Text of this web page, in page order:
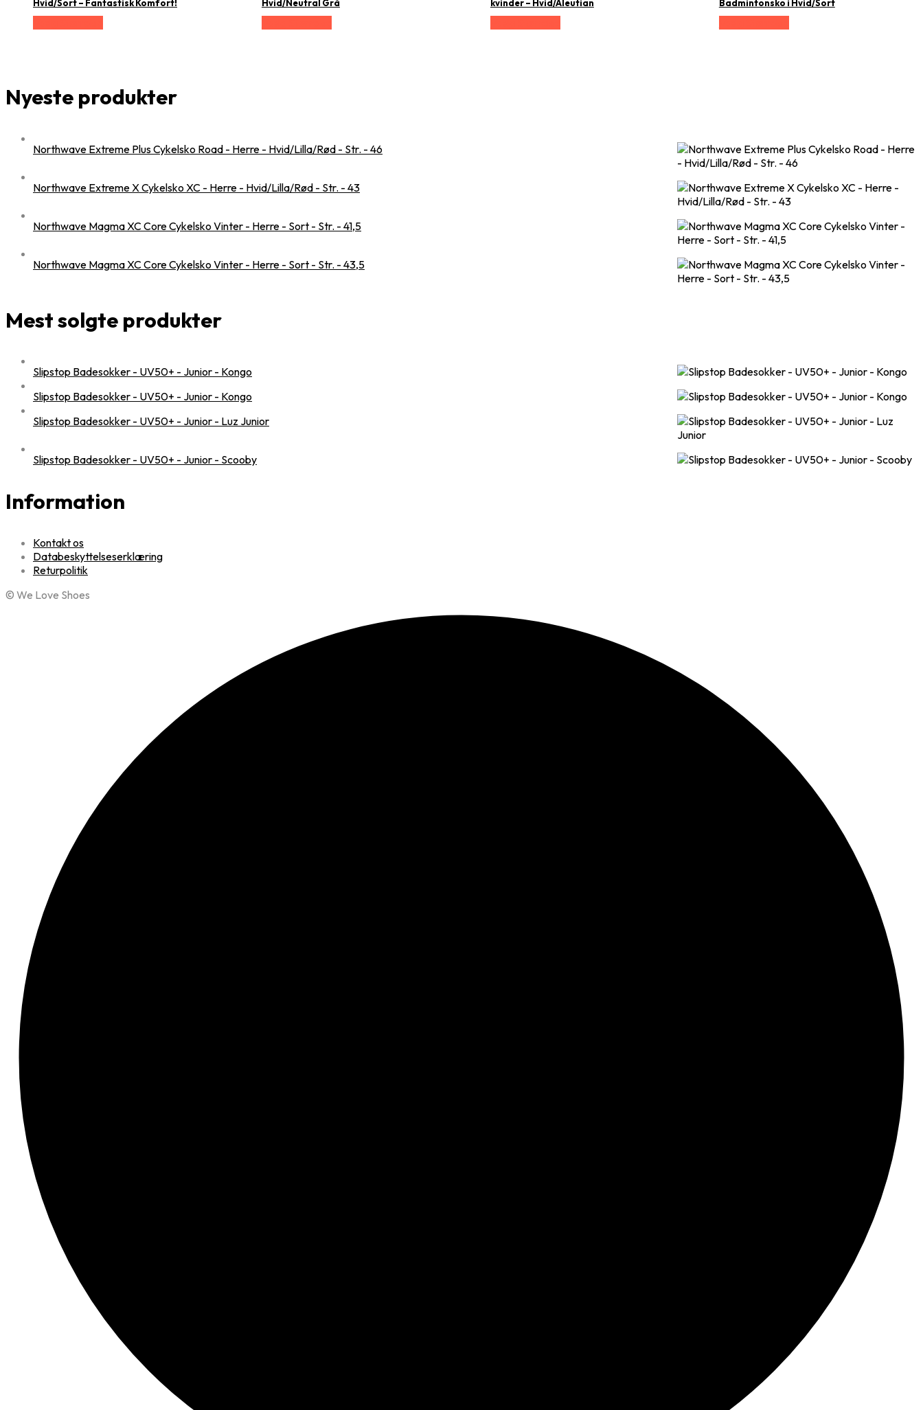
Hvid/Sort – Fantastisk Komfort!
Hvid/Neutral Grå
kvinder – Hvid/Aleutian
Badmintonsko i Hvid/Sort
Nyeste produkter
Northwave Extreme Plus Cykelsko Road - Herre - Hvid/Lilla/Rød - Str. - 46
Northwave Extreme X Cykelsko XC - Herre - Hvid/Lilla/Rød - Str. - 43
Northwave Magma XC Core Cykelsko Vinter - Herre - Sort - Str. - 41,5
Northwave Magma XC Core Cykelsko Vinter - Herre - Sort - Str. - 43,5
Mest solgte produkter
Slipstop Badesokker - UV50+ - Junior - Kongo
Slipstop Badesokker - UV50+ - Junior - Kongo
Slipstop Badesokker - UV50+ - Junior - Luz Junior
Slipstop Badesokker - UV50+ - Junior - Scooby
Information
Kontakt os
Databeskyttelseserklæring
Returpolitik
© We Love Shoes